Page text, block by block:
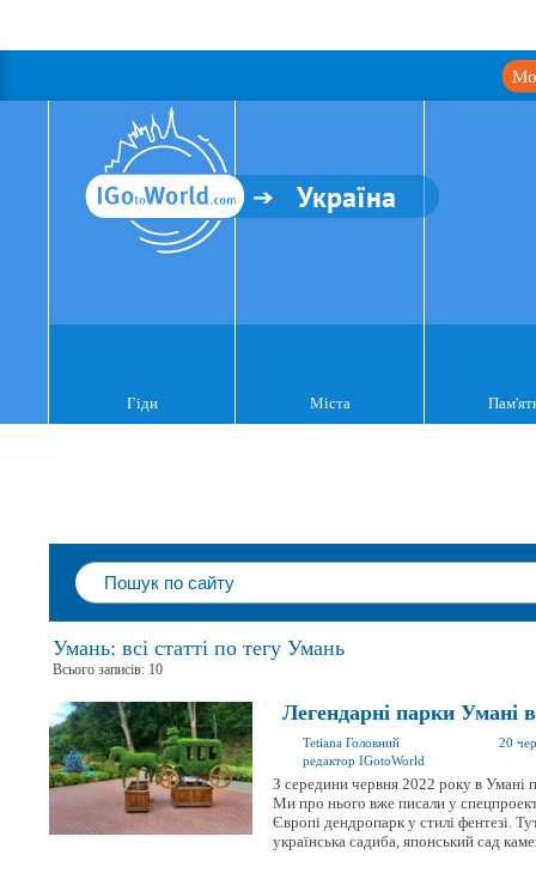
Україна
Гіди Міста
Умань: всі статті по тегу Умань
Всього записів: 10
Легендарні парки Умані
Tetiana Головний
редактор IGotoWorld
20
З середини червня 2022 року в Умані
Ми про нього вже писали у
Європі дендропарк у стилі фентезі.
українська садиба, японський сад